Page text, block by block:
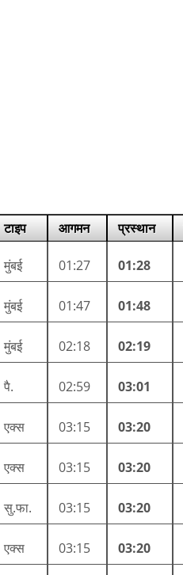
टाइप आगमन प्रस्थान
मुंबई 01:27 01:28
मुंबई 01:47 01:48
मुंबई 02:18 02:19
पै. 02:59 03:01
एक्स 03:15 03:20
एक्स 03:15 03:20
सु.फा. 03:15 03:20
एक्स 03:15 03:20